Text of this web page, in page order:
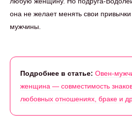
она не желает менять свои
мужчины.
Подробнее в статье: Овен-
женщина — совместимость
любовных отношениях, браке и